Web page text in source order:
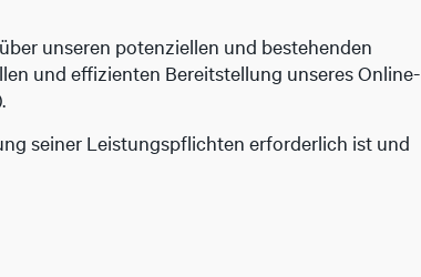
unseren potenziellen und bestehenden
und effizienten Bereitstellung unseres Online-
seiner Leistungspflichten erforderlich ist und